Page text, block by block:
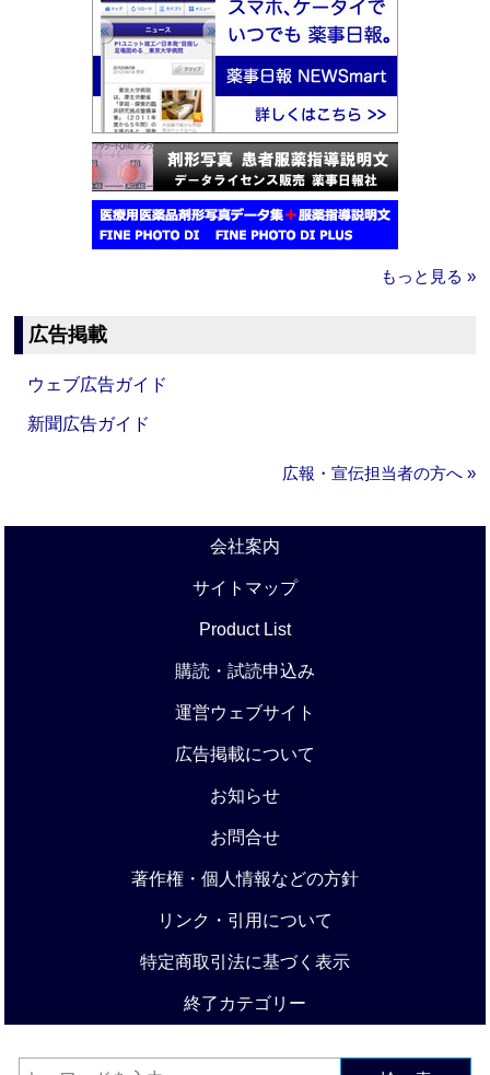
もっと見る »
広告掲載
ウェブ広告ガイド
新聞広告ガイド
広報・宣伝担当者の方へ »
会社案内
サイトマップ
Product List
購読・試読申込み
運営ウェブサイト
広告掲載について
お知らせ
お問合せ
著作権・個人情報などの方針
リンク・引用について
特定商取引法に基づく表示
終了カテゴリー